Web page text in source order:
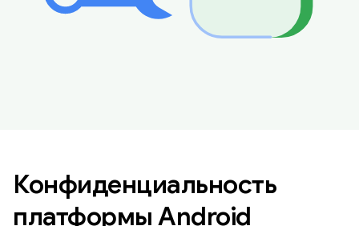
Конфиденциальность
платформы Android